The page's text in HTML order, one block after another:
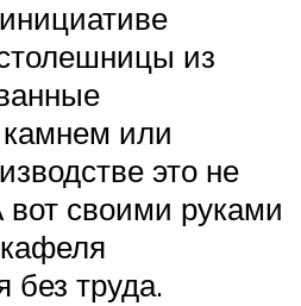
из
или
это не
вот своими руками
без труда.